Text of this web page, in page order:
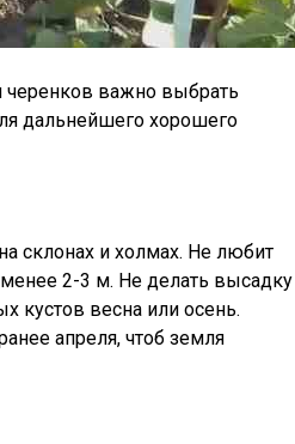
черенков важно выбрать
дальнейшего хорошего
склонах и холмах. Не любит
2-3 м. Не делать высадку
кустов весна или осень.
апреля, чтоб земля